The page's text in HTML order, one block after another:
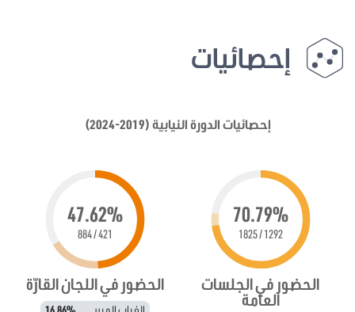
إحصائيات
إحصائيات الدورة النيابية (2019-2024)
70.79%
1292 / 1825
الحضور في الجلسات
العامة
47.62%
421 / 884
الحضور في اللجان القارّة